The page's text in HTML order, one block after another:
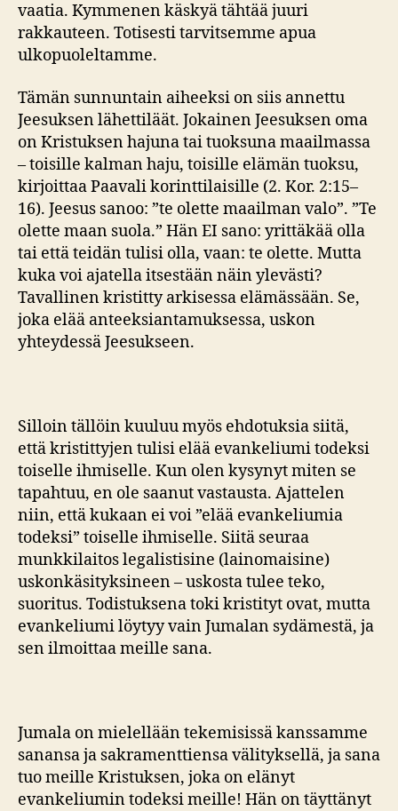
vaatia. Kymmenen käskyä tähtää juuri
rakkauteen. Totisesti tarvitsemme apua
ulkopuoleltamme.
Tämän sunnuntain aiheeksi on siis annettu
Jeesuksen lähettiläät. Jokainen Jeesuksen oma
on Kristuksen hajuna tai tuoksuna maailmassa
– toisille kalman haju, toisille elämän tuoksu,
kirjoittaa Paavali korinttilaisille (2. Kor. 2:15–
16). Jeesus sanoo: ”te olette maailman valo”. ”Te
olette maan suola.” Hän EI sano: yrittäkää olla
tai että teidän tulisi olla, vaan: te olette. Mutta
kuka voi ajatella itsestään näin ylevästi?
Tavallinen kristitty arkisessa elämässään. Se,
joka elää anteeksiantamuksessa, uskon
yhteydessä Jeesukseen.
Silloin tällöin kuuluu myös ehdotuksia siitä,
että kristittyjen tulisi elää evankeliumi todeksi
toiselle ihmiselle. Kun olen kysynyt miten se
tapahtuu, en ole saanut vastausta. Ajattelen
niin, että kukaan ei voi ”elää evankeliumia
todeksi” toiselle ihmiselle. Siitä seuraa
munkkilaitos legalistisine (lainomaisine)
uskonkäsityksineen – uskosta tulee teko,
suoritus. Todistuksena toki kristityt ovat, mutta
evankeliumi löytyy vain Jumalan sydämestä, ja
sen ilmoittaa meille sana.
Jumala on mielellään tekemisissä kanssamme
sanansa ja sakramenttiensa välityksellä, ja sana
tuo meille Kristuksen, joka on elänyt
evankeliumin todeksi meille! Hän on täyttänyt